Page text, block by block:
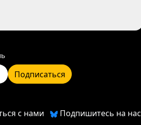
Подписаться
с нами
Подпишитесь на нас